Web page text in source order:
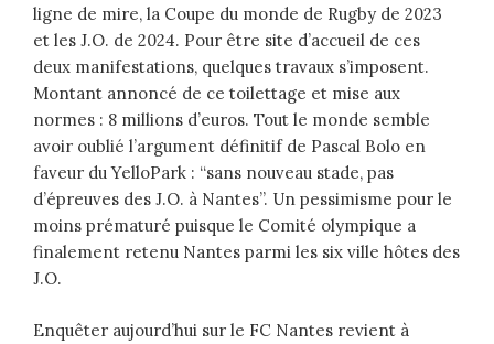
ligne de mire, la Coupe du monde de Rugby de 2023
et les J.O. de 2024. Pour être site d’accueil de ces
deux manifestations, quelques travaux s’imposent.
Montant annoncé de ce toilettage et mise aux
normes : 8 millions d’euros. Tout le monde semble
avoir oublié l’argument définitif de Pascal Bolo en
faveur du YelloPark : “sans nouveau stade, pas
d’épreuves des J.O. à Nantes”. Un pessimisme pour le
moins prématuré puisque le Comité olympique a
finalement retenu Nantes parmi les six ville hôtes des
J.O.
Enquêter aujourd’hui sur le FC Nantes revient à